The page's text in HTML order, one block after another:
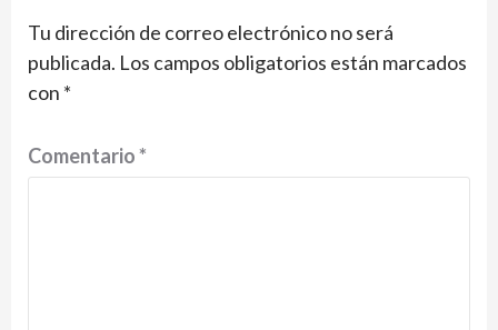
Tu dirección de correo electrónico no será
publicada. Los campos obligatorios están marcados
con *
Comentario*